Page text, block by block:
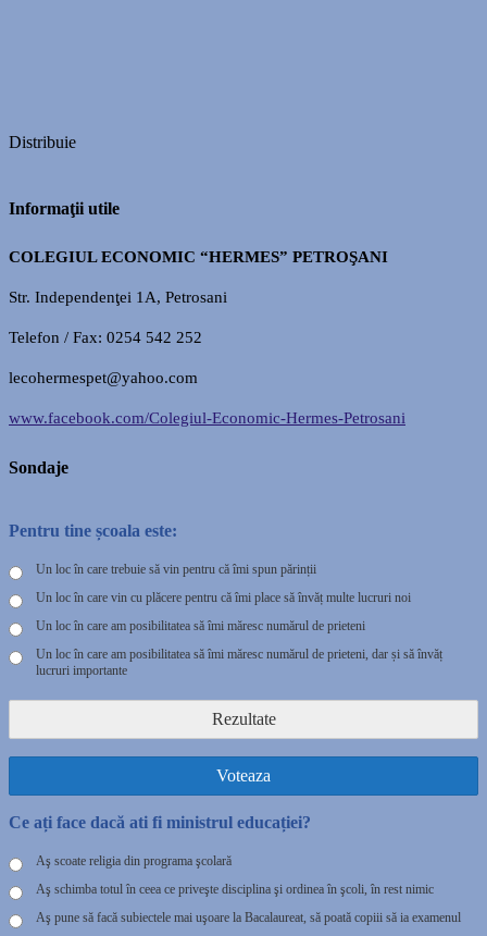
Distribuie
Informaţii utile
COLEGIUL ECONOMIC “HERMES” PETROŞANI
Str. Independenţei 1A, Petrosani
Telefon / Fax: 0254 542 252
lecohermespet@yahoo.com
www.facebook.com/Colegiul-Economic-Hermes-Petrosani
Sondaje
Pentru tine școala este:
Un loc în care trebuie să vin pentru că îmi spun părinții
Un loc în care vin cu plăcere pentru că îmi place să învăț multe lucruri noi
Un loc în care am posibilitatea să îmi măresc numărul de prieteni
Un loc în care am posibilitatea să îmi măresc numărul de prieteni, dar și să învăț
lucruri importante
Rezultate
Voteaza
Ce ați face dacă ati fi ministrul educației?
Aş scoate religia din programa şcolară
Aş schimba totul în ceea ce priveşte disciplina şi ordinea în şcoli, în rest nimic
Aş pune să facă subiectele mai uşoare la Bacalaureat, să poată copiii să ia examenul